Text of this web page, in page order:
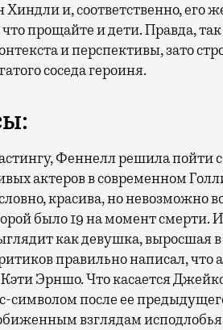
Хиндли и, соответственно, его
что прощайте и дети. Правда,
и перспективы, зато
соседа героиня.
Феннелл решила пойти
актеров в современном
красива, но невозможно
было 19 на момент смерти.
как девушка, выросшая
правильно написал, что
Кэти Эрншо. Что касается
символом после ее
взглядам